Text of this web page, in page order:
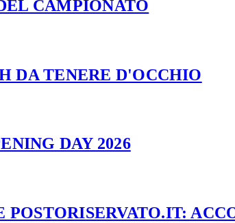
CAMPIONATO
DA TENERE D'OCCHIO
DAY 2026